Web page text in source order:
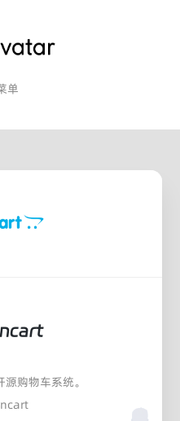
单
购物车系统。